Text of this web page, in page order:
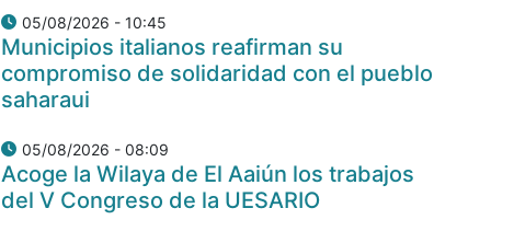
05/08/2026 - 10:45
Municipios italianos reafirman su
compromiso de solidaridad con el pueblo
saharaui
05/08/2026 - 08:09
Acoge la Wilaya de El Aaiún los trabajos
del V Congreso de la UESARIO